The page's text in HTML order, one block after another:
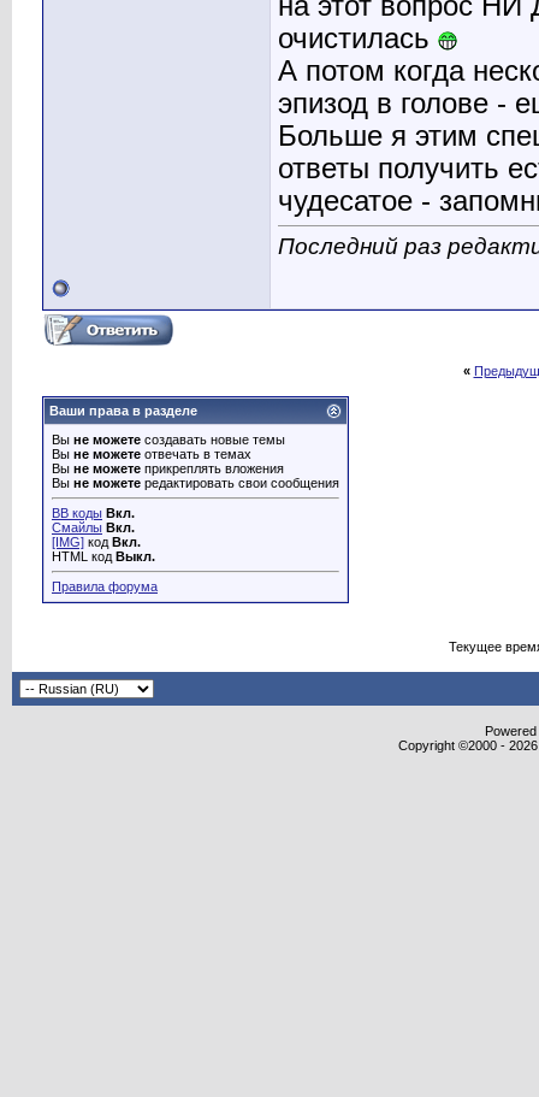
на этот вопрос
очистилась
А потом когда
эпизод в голове -
Больше я этим
ответы получить
чудесатое -
Последний раз
«
Ваши права в разделе
Вы не можете создавать новые темы
Вы не можете отвечать в темах
Вы не можете прикреплять вложения
Вы не можете редактировать свои сообщения
BB коды Вкл.
Смайлы Вкл.
[IMG] код Вкл.
HTML код Выкл.
Правила форума
Текущее
Copyright ©2000 -